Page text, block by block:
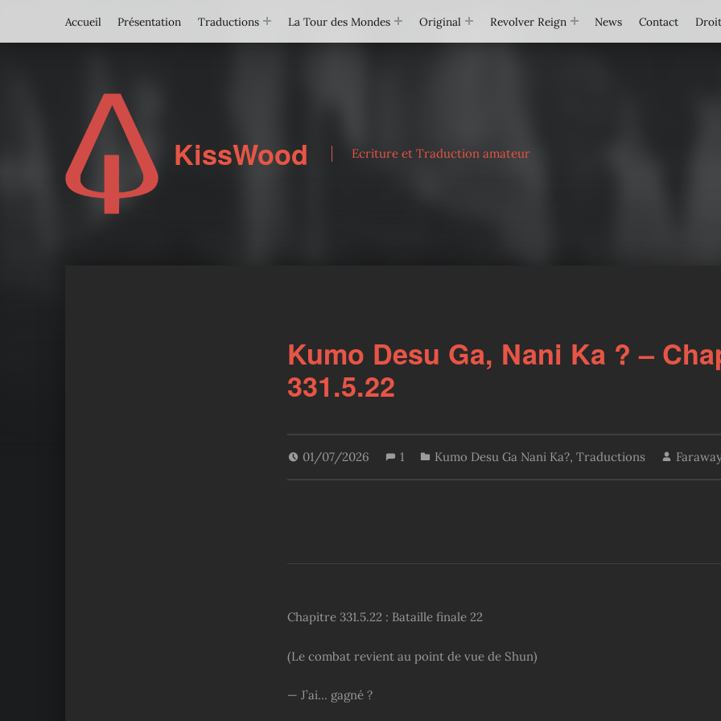
Accueil Présentation Traductions La Tour des Mondes Original Revolver Reign News Contact
KissWood Ecriture et Traduction amateur
Kumo Desu Ga, Nani Ka ? –
331.5.22
01/07/2026 1 Kumo Desu Ga Nani Ka?, Traductions
Chapitre 331.5.22 : Bataille finale 22
(Le combat revient au point de vue de Shun)
— J’ai… gagné ?